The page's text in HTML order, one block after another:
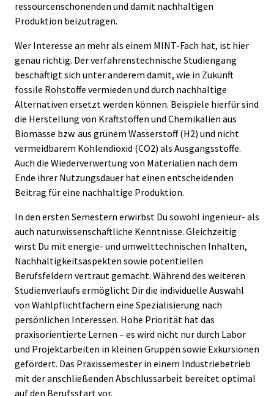
ressourcenschonenden und damit nachhaltigen
Produktion beizutragen.
Wer Interesse an mehr als einem MINT-Fach hat, ist hier
genau richtig. Der verfahrenstechnische Studiengang
beschäftigt sich unter anderem damit, wie in Zukunft
fossile Rohstoffe vermieden und durch nachhaltige
Alternativen ersetzt werden können. Beispiele hierfür sind
die Herstellung von Kraftstoffen und Chemikalien aus
Biomasse bzw. aus grünem Wasserstoff (H2) und nicht
vermeidbarem Kohlendioxid (CO2) als Ausgangsstoffe.
Auch die Wiederverwertung von Materialien nach dem
Ende ihrer Nutzungsdauer hat einen entscheidenden
Beitrag für eine nachhaltige Produktion.
In den ersten Semestern erwirbst Du sowohl ingenieur- als
auch naturwissenschaftliche Kenntnisse. Gleichzeitig
wirst Du mit energie- und umwelttechnischen Inhalten,
Nachhaltigkeitsaspekten sowie potentiellen
Berufsfeldern vertraut gemacht. Während des weiteren
Studienverlaufs ermöglicht Dir die individuelle Auswahl
von Wahlpflichtfächern eine Spezialisierung nach
persönlichen Interessen. Hohe Priorität hat das
praxisorientierte Lernen – es wird nicht nur durch Labor
und Projektarbeiten in kleinen Gruppen sowie Exkursionen
gefördert. Das Praxissemester in einem Industriebetrieb
mit der anschließenden Abschlussarbeit bereitet optimal
auf den Berufsstart vor.